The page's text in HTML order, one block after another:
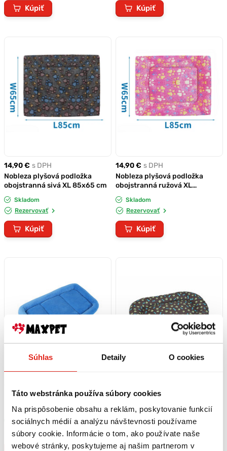
Súhlas Detaily O cookies
Táto webstránka používa súbory cookies
Na prispôsobenie obsahu a reklám, poskytovanie funkcií
sociálnych médií a analýzu návštevnosti používame
súbory cookie. Informácie o tom, ako používate naše
webové stránky, poskytujeme aj našim partnerom v
Kúpiť Kúpiť
14,90 € s DPH
Nobleza plyšová podložka
obojstranná sivá XL 85x65 cm
Skladom
Rezervovať
Kúpiť
14,90 € s DPH
Nobleza plyšová podložka
obojstranná ružová XL
85x65cm
Skladom
Rezervovať
Kúpiť
Podložka modrá 60x90cm A02
Skladom
Rezervovať
Pelech Ovál Economy 100 x 55
cm so vzorom
Skladom
Rezervovať